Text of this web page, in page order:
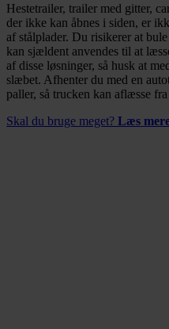
Hestetrailer, trailer med gitter,
der ikke kan åbnes i siden, er
af stålplader. Du risikerer at
kan sjældent anvendes til at
af disse løsninger, så husk at
slæbet. Afhenter du med en
paller, så trucken kan aflæsse
Skal du bruge meget? Læs